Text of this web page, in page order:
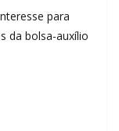
para
da bolsa-auxílio